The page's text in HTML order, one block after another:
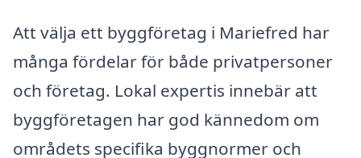
Att välja ett byggföretag i Mariefred har
många fördelar för både privatpersoner
och företag. Lokal expertis innebär att
byggföretagen har god kännedom om
områdets specifika byggnormer och